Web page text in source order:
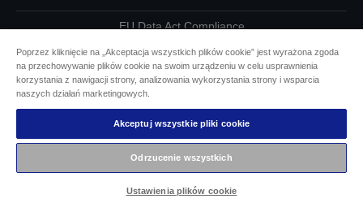
EU Data Act Compliance
Skontaktuj się z nami w sprawie swoich danych
Informacje o plikach cookie
Działania firmy Epson na rzecz dostępności
Copyright © 2026 Seiko Epson
Poprzez kliknięcie na „Akceptacja wszystkich plików cookie” jest wyrażona zgoda
na przechowywanie plików cookie na swoim urządzeniu w celu usprawnienia
korzystania z nawigacji strony, analizowania wykorzystania strony i wsparcia
naszych działań marketingowych.
Akceptuj wszystkie pliki cookie
Odrzucenie wszystkich
Ustawienia plików cookie